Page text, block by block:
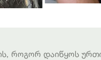
როგორ დაიწყოს